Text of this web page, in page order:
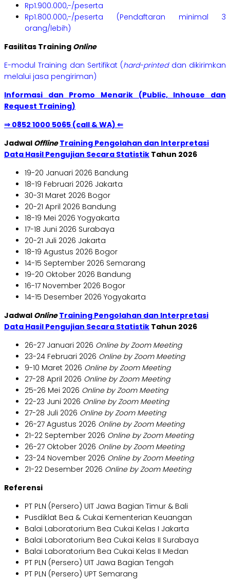
Rp1.900.000,-/peserta
Rp1.800.000,-/peserta (Pendaftaran minimal 3
orang/lebih)
Fasilitas Training Online
E-modul Training dan Sertifikat (hard-printeddan dikirimkan
melalui jasa pengiriman)
Informasi dan Promo Menarik (Public, Inhouse dan
Request Training)
⇒ 0852 1000 5065 (call & WA) ⇐
Jadwal OfflineTraining Pengolahan dan Interpretasi
Data Hasil Pengujian Secara Statistik Tahun 2026
19-20 Januari 2026 Bandung
18-19 Februari 2026 Jakarta
30-31 Maret 2026 Bogor
20-21 April 2026 Bandung
18-19 Mei 2026 Yogyakarta
17-18 Juni 2026 Surabaya
20-21 Juli 2026 Jakarta
18-19 Agustus 2026 Bogor
14-15 September 2026 Semarang
19-20 Oktober 2026 Bandung
16-17 November 2026 Bogor
14-15 Desember 2026 Yogyakarta
Jadwal OnlineTraining Pengolahan dan Interpretasi
Data Hasil Pengujian Secara Statistik Tahun 2026
26-27 Januari 2026 Online by Zoom Meeting
23-24 Februari 2026 Online by Zoom Meeting
9-10 Maret 2026 Online by Zoom Meeting
27-28 April 2026 Online by Zoom Meeting
25-26 Mei 2026 Online by Zoom Meeting
22-23 Juni 2026 Online by Zoom Meeting
27-28 Juli 2026 Online by Zoom Meeting
26-27 Agustus 2026 Online by Zoom Meeting
21-22 September 2026 Online by Zoom Meeting
26-27 Oktober 2026 Online by Zoom Meeting
23-24 November 2026 Online by Zoom Meeting
21-22 Desember 2026 Online by Zoom Meeting
Referensi
PT PLN (Persero) UIT Jawa Bagian Timur & Bali
Pusdiklat Bea & Cukai Kementerian Keuangan
Balai Laboratorium Bea Cukai Kelas I Jakarta
Balai Laboratorium Bea Cukai Kelas II Surabaya
Balai Laboratorium Bea Cukai Kelas II Medan
PT PLN (Persero) UIT Jawa Bagian Tengah
PT PLN (Persero) UPT Semarang